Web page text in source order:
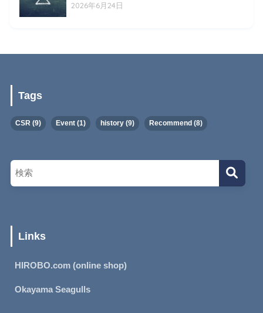
2026年6月24日
Tags
CSR(9) Event(1) history(9) Recommend (8)
Links
HIROBO.com (online shop)
Okayama Seagulls